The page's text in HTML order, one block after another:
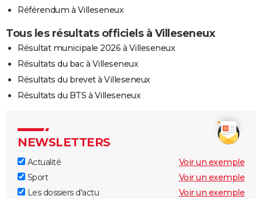
Référendum à Villeseneux
Tous les résultats officiels à Villeseneux
Résultat municipale 2026 à Villeseneux
Résultats du bac à Villeseneux
Résultats du brevet à Villeseneux
Résultats du BTS à Villeseneux
NEWSLETTERS
Actualité
Voir un exemple
Sport
Voir un exemple
Les dossiers d'actu
Voir un exemple